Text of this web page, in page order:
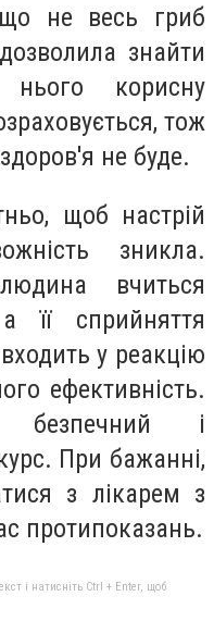
не весь гриб
знайти
корисну
тож
не буде.
щоб настрій
зникла.
вчиться
її сприйняття
у реакцію
ефективність.
безпечний і
При бажанні,
з лікарем з
протипоказань.
і натисніть Ctrl + Enter, щоб